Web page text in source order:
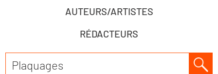
AUTEURS/ARTISTES
RÉDACTEURS